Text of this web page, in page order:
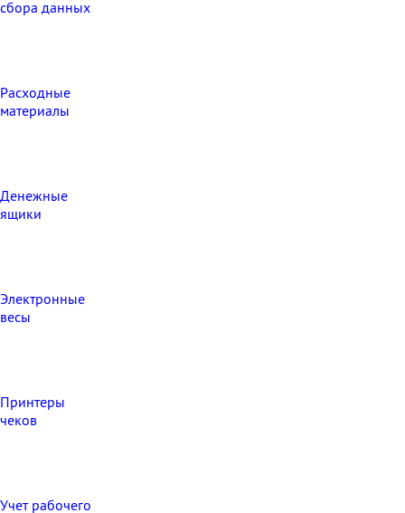
сбора данных
Расходные
материалы
Денежные
ящики
Электронные
весы
Принтеры
чеков
Учет рабочего